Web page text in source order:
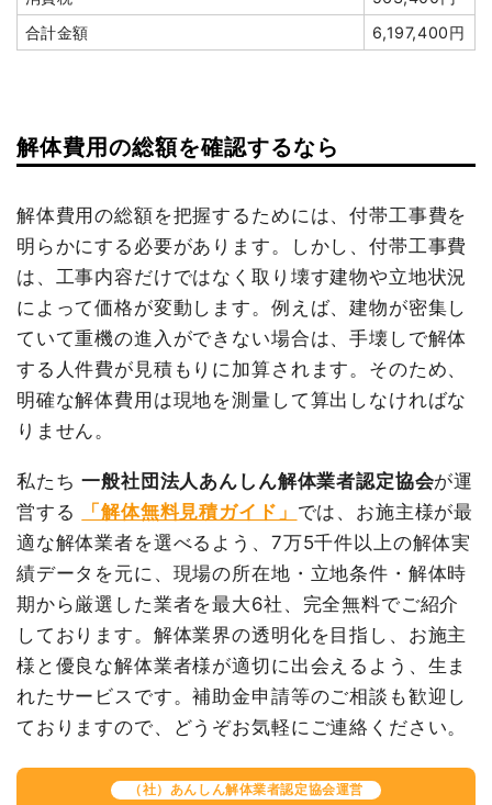
坪数 47坪
建物解体費用 72万7,000円
鉄骨造工場47坪1階建て
47坪 15,468円
727,000円
木造住宅18坪2階建て
18坪 23,000円
414,000円
狭小地加算
4人工 17,600円
70,400円
養生費
0
0円
浄化槽・便槽撤去
1式
20,000円
有価物買取
1式
-70,000円
室内残置物撤去
諸経費
44,000円
値引き
小計
1,950,000円
消費税
156,000円
合計金額
2,106,000円
合計金額
6,197,400円
解体費用の総額を確認するなら
解体費用の総額を把握するためには、付帯工事費を
明らかにする必要があります。しかし、付帯工事費
は、工事内容だけではなく取り壊す建物や立地状況
によって価格が変動します。例えば、建物が密集し
ていて重機の進入ができない場合は、手壊しで解体
する人件費が見積もりに加算されます。そのため、
明確な解体費用は現地を測量して算出しなければな
りません。
私たち一般社団法人あんしん解体業者認定協会が運
営する
「解体無料見積ガイド」 では、お施主様が最
適な解体業者を選べるよう、7万5千件以上の解体実
績データを元に、現場の所在地・立地条件・解体時
期から厳選した業者を最大6社、完全無料でご紹介
しております。解体業界の透明化を目指し、お施主
様と優良な解体業者様が適切に出会えるよう、生ま
れたサービスです。補助金申請等のご相談も歓迎し
ておりますので、どうぞお気軽にご連絡ください。
（社）あんしん解体業者認定協会運営